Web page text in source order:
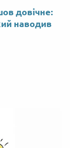
довічне:
наводив